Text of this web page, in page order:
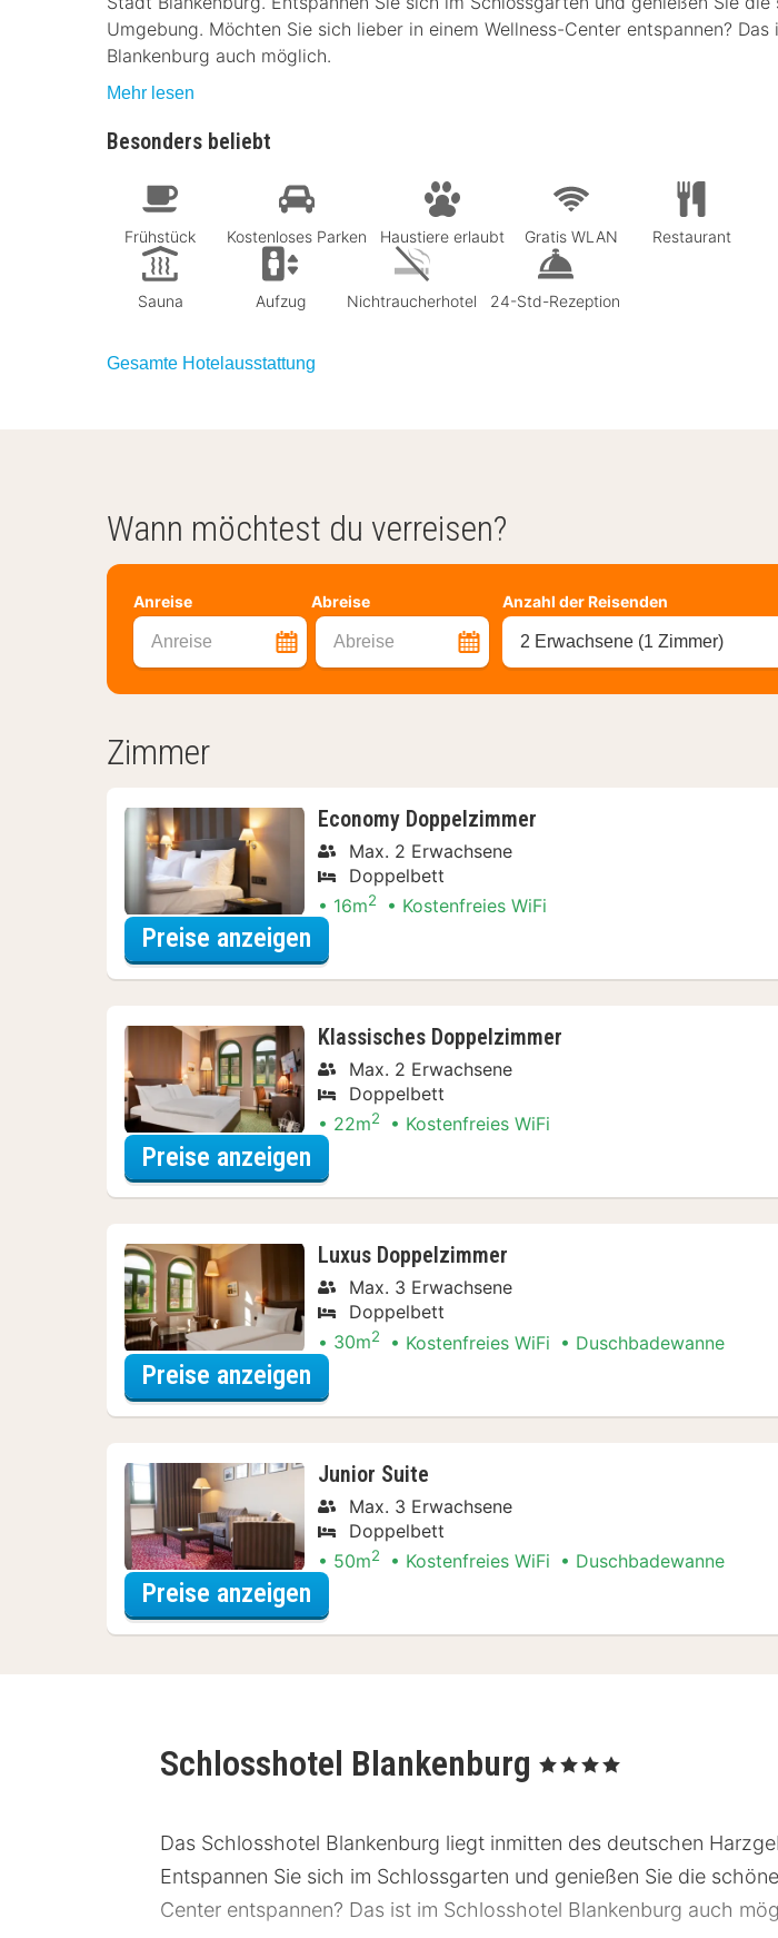
Umgebung. Möchten Sie sich lieber in einem Wellness-Center entspannen? Das
Blankenburg auch möglich.
Mehr lesen
Besonders beliebt
Frühstück Kostenloses Parken Haustiere erlaubt Gratis WLAN Restaurant
Sauna Aufzug Nichtraucherhotel 24-Std-Rezeption
Gesamte Hotelausstattung
Wann möchtest du verreisen?
Anreise Abreise
Anreise Abreise
Anzahl der Reisenden
2 Erwachsene (1 Zimmer)
Zimmer
Economy Doppelzimmer
Max. 2 Erwachsene
Doppelbett
16m2 Kostenfreies WiFi
Preise anzeigen
Klassisches Doppelzimmer
Max. 2 Erwachsene
Doppelbett
22m2 Kostenfreies WiFi
Preise anzeigen
Luxus Doppelzimmer
Max. 3 Erwachsene
Doppelbett
30m2 Kostenfreies WiFi Duschbadewanne
Preise anzeigen
Junior Suite
Max. 3 Erwachsene
Doppelbett
50m2 Kostenfreies WiFi Duschbadewanne
Preise anzeigen
Schlosshotel Blankenburg , 4 Sterne
Das Schlosshotel Blankenburg liegt inmitten des deutschen
Entspannen Sie sich im Schlossgarten und genießen Sie die
Center entspannen? Das ist im Schlosshotel Blankenburg auch